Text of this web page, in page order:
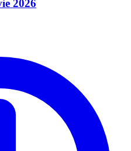
2026